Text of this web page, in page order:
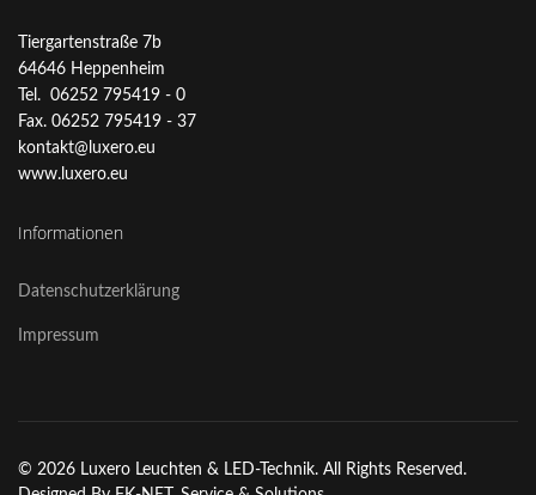
Tiergartenstraße 7b
64646 Heppenheim
Tel. 06252 795419 - 0
Fax. 06252 795419 - 37
kontakt@luxero.eu
www.luxero.eu
Informationen
Datenschutzerklärung
Impressum
© 2026 Luxero Leuchten & LED-Technik. All Rights Reserved.